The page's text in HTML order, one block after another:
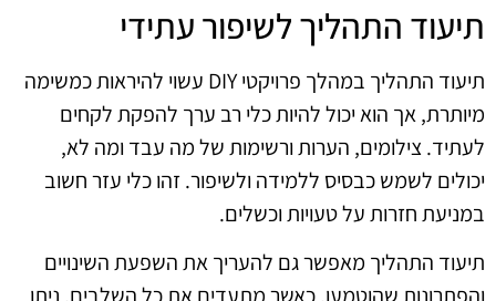
תיעוד התהליך לשיפור עתידי
תיעוד התהליך במהלך פרויקטי DIY עשוי להיראות כמשימה
מיותרת, אך הוא יכול להיות כלי רב ערך להפקת לקחים
לעתיד. צילומים, הערות ורשימות של מה עבד ומה לא,
יכולים לשמש כבסיס ללמידה ולשיפור. זהו כלי עזר חשוב
במניעת חזרות על טעויות וכשלים.
תיעוד התהליך מאפשר גם להעריך את השפעת השינויים